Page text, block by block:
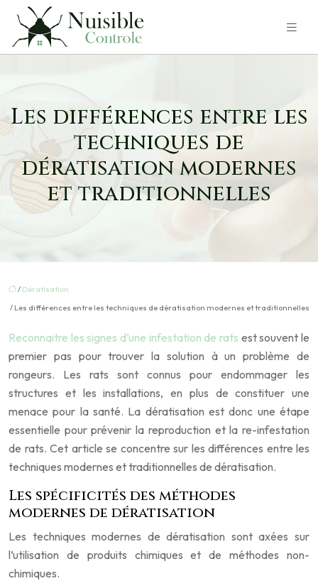
Les différences entre les
techniques de
dératisation modernes
et traditionnelles
/ Dératisation
/ Les différences entre les techniques de dératisation modernes et traditionnelles
Reconnaitre les signes d’une infestation de rats est souvent le
premier pas pour trouver la solution à un problème de
rongeurs. Les rats sont connus pour endommager les
structures et les installations, en plus de constituer une
menace pour la santé. La dératisation est donc une étape
essentielle pour prévenir la reproduction et la re-infestation
de rats. Cet article se concentre sur les différences entre les
techniques modernes et traditionnelles de dératisation.
Les spécificités des méthodes
modernes de dératisation
Les techniques modernes de dératisation sont axées sur
l’utilisation de produits chimiques et de méthodes non-
chimiques.